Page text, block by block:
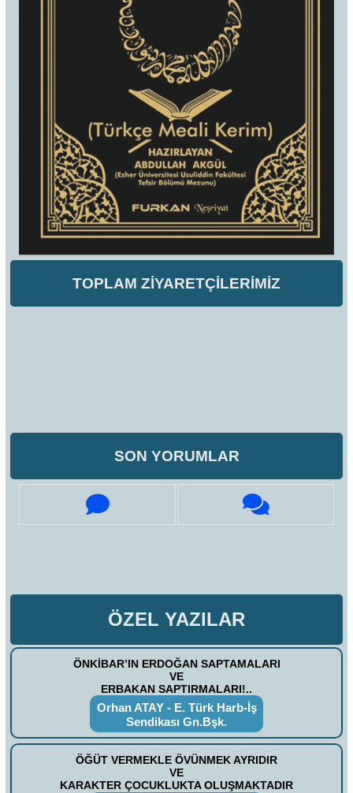
TOPLAM ZİYARETÇİLERİMİZ
SON YORUMLAR
ÖZEL YAZILAR
ÖNKİBAR’IN ERDOĞAN SAPTAMALARI
VE
ERBAKAN SAPTIRMALARI!..
Orhan ATAY - E. Türk Harb-İş
Sendikası Gn.Bşk.
ÖĞÜT VERMEKLE ÖVÜNMEK AYRIDIR
VE
KARAKTER ÇOCUKLUKTA OLUŞMAKTADIR